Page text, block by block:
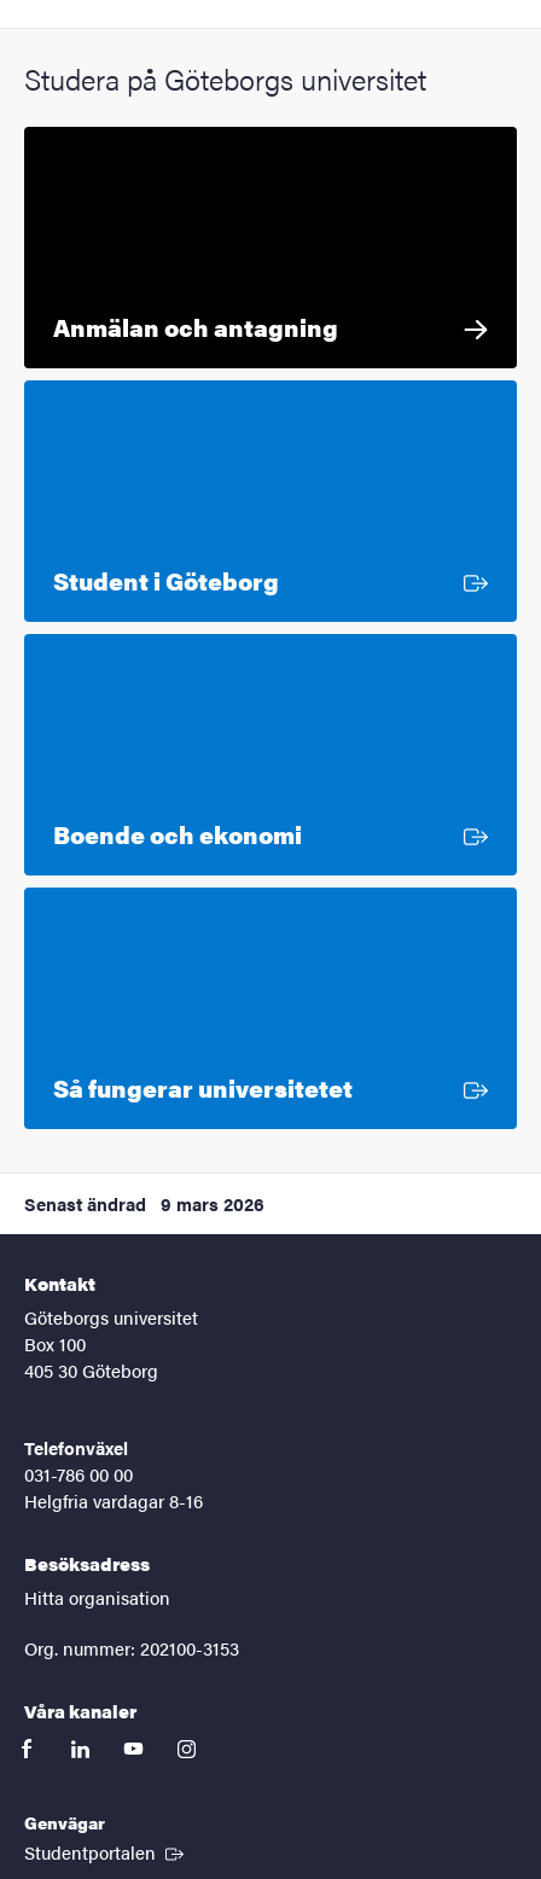
Studera på Göteborgs universitet
Anmälan och antagning
Student i Göteborg
Boende och ekonomi
Så fungerar universitetetExtern länk
Senast ändrad 9 mars 2026
Kontakt
Göteborgs universitet
Box 100
405 30 Göteborg
Telefonväxel
031-786 00 00
Helgfria vardagar 8-16
Besöksadress
Hitta organisation
Org. nummer: 202100-3153
Våra kanaler
facebooklinkedinyoutubeinstagram
Genvägar
Studentportalen (Extern länk)